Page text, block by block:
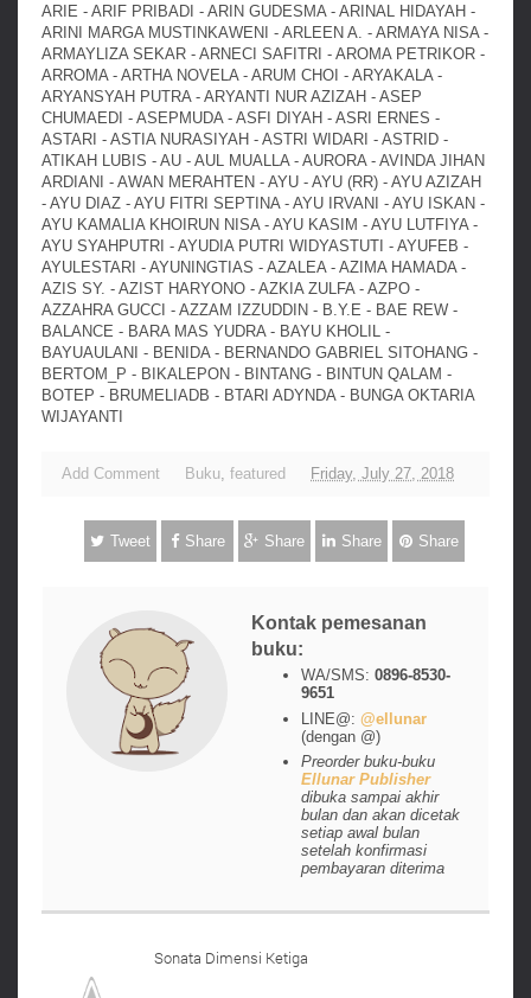
ARIE - ARIF PRIBADI - ARIN GUDESMA - ARINAL HIDAYAH -
ARINI MARGA MUSTINKAWENI - ARLEEN A. - ARMAYA NISA -
ARMAYLIZA SEKAR - ARNECI SAFITRI - AROMA PETRIKOR -
ARROMA - ARTHA NOVELA - ARUM CHOI - ARYAKALA -
ARYANSYAH PUTRA - ARYANTI NUR AZIZAH - ASEP
CHUMAEDI - ASEPMUDA - ASFI DIYAH - ASRI ERNES -
ASTARI - ASTIA NURASIYAH - ASTRI WIDARI - ASTRID -
ATIKAH LUBIS - AU - AUL MUALLA - AURORA - AVINDA JIHAN
ARDIANI - AWAN MERAHTEN - AYU - AYU (RR) - AYU AZIZAH
- AYU DIAZ - AYU FITRI SEPTINA - AYU IRVANI - AYU ISKAN -
AYU KAMALIA KHOIRUN NISA - AYU KASIM - AYU LUTFIYA -
AYU SYAHPUTRI - AYUDIA PUTRI WIDYASTUTI - AYUFEB -
AYULESTARI - AYUNINGTIAS - AZALEA - AZIMA HAMADA -
AZIS SY. - AZIST HARYONO - AZKIA ZULFA - AZPO -
AZZAHRA GUCCI - AZZAM IZZUDDIN - B.Y.E - BAE REW -
BALANCE - BARA MAS YUDRA - BAYU KHOLIL -
BAYUAULANI - BENIDA - BERNANDO GABRIEL SITOHANG -
BERTOM_P - BIKALEPON - BINTANG - BINTUN QALAM -
BOTEP - BRUMELIADB - BTARI ADYNDA - BUNGA OKTARIA
WIJAYANTI
Add Comment Buku featured Friday, July 27, 2018
Tweet Share Share Share Share
Kontak pemesanan
buku:
WA/SMS:0896-8530-
9651
LINE@:@ellunar
(dengan @)
Preorder buku-buku
Ellunar Publisher
dibuka sampai akhir
bulan dan akan dicetak
setiap awal bulan
setelah konfirmasi
pembayaran diterima
Sonata Dimensi Ketiga